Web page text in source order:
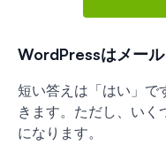
WordPressはメー
短い答えは「はい」で
きます。ただし、い
になります。